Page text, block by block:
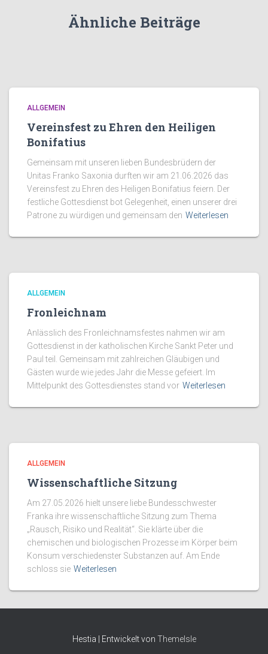
Ähnliche Beiträge
ALLGEMEIN
Vereinsfest zu Ehren den Heiligen
Bonifatius
Gemeinsam mit unseren lieben Bundesbrüdern der
Unitas Franko Saxonia durften wir am 21.06.2026 das
Vereinsfest zu Ehren des Heiligen Bonifatius feiern. Der
festliche Gottesdienst bot Gelegenheit, einen unserer drei
Patrone zu würdigen und gemeinsam den Weiterlesen
ALLGEMEIN
Fronleichnam
Anlässlich des Fronleichnamsfestes nahmen wir am
Gottesdienst in der katholischen Kirche Sankt Peter und
Paul teil. Gemeinsam mit zahlreichen Gläubigen und
Gästen wurde wie jedes Jahr die Messe gefeiert. Im
Mittelpunkt des Gottesdienstes stand vor Weiterlesen
ALLGEMEIN
Wissenschaftliche Sitzung
Am 27.05.2026 hielt unsere liebe Bundesschwester
Franka ihre wissenschaftliche Sitzung zum Thema
„Rausch, Risiko und Realität“. Sie klärte über die
chemischen und biologischen Prozesse im Körper beim
Konsum verschiedenster Substanzen auf. Am Ende
schloss sie Weiterlesen
Hestia | Entwickelt von ThemeIsle